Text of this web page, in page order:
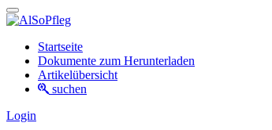
Startseite
Dokumente zum Herunterladen
Artikelübersicht
suchen
Login